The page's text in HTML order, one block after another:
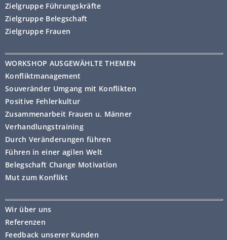
Zielgruppe Führungskräfte
Zielgruppe Belegschaft
Zielgruppe Frauen
WORKSHOP AUSGEWÄHLTE THEMEN
Konfliktmanagement
Souveränder Umgang mit Konflikten
Positive Fehlerkultur
Zusammenarbeit Frauen u. Männer
Verhandlungstraining
Durch Veränderungen führen
Führen in einer agilen Welt
Belegschaft Change Motivation
Mut zum Konflikt
Wir über uns
Referenzen
Feedback unserer Kunden